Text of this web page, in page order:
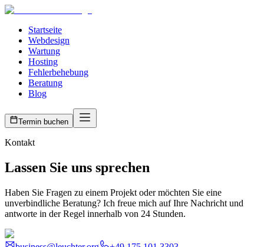
Startseite
Webdesign
Wartung
Hosting
Fehlerbehebung
Beratung
Blog
Termin buchen
Kontakt
Lassen Sie uns sprechen
Haben Sie Fragen zu einem Projekt oder möchten Sie eine
unverbindliche Beratung? Ich freue mich auf Ihre Nachricht und
antworte in der Regel innerhalb von 24 Stunden.